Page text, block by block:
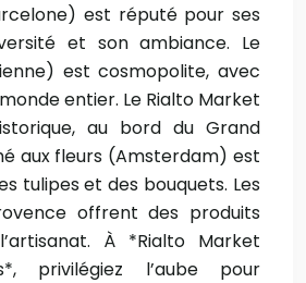
est réputé pour ses
et son ambiance. Le
est cosmopolite, avec
entier. Le Rialto Market
au bord du Grand
aux fleurs (Amsterdam)est
tulipes et des bouquets. Les
offrent des produits
À *Rialto Market
privilégiez l’aube pour